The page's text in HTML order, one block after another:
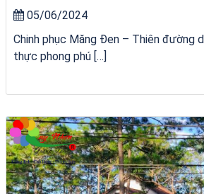
05/06/2024
Chinh phục Măng Đen – Thiên đường
thực phong phú […]
Khách sạn Alicia Phú Yên